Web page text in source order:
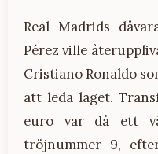
Real Madrids
Pérez ville
Cristiano Ronaldo
att leda laget.
euro var då ett
tröjnummer 9,